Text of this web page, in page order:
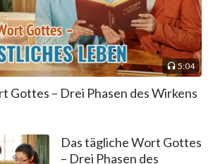
5:04
Gottes – Drei Phasen des Wirkens
Das tägliche Wort Gottes
– Drei Phasen des